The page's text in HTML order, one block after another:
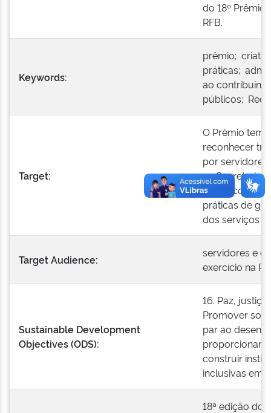
do 18º Prêmio
RFB.
Keywords:
prêmio;
práticas;
ao
públicos;
Target:
O Prêmio tem
reconhecer
por
na Secretaria
Brasil, com
práticas de
dos serviços
Target Audience:
servidores e
exercício na
Sustainable Development
Objectives (ODS):
16. Paz,
Promover
par ao
proporcionar
construir
inclusivas em
18ª edição do